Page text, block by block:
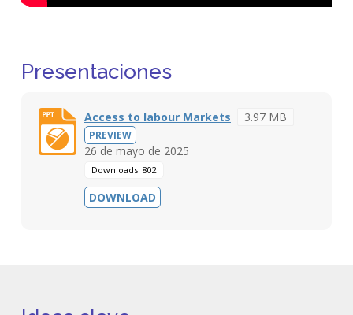
Presentaciones
Access to labour Markets 3.97 MB
PREVIEW
26 de mayo de 2025
Downloads: 802
DOWNLOAD